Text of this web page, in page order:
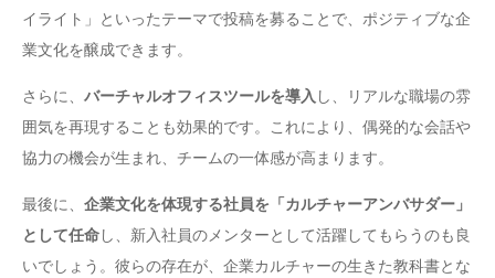
イライト」といったテーマで投稿を募ることで、ポジティブな企
業文化を醸成できます。
さらに、 バーチャルオフィスツールを導入 し、リアルな職場の雰
囲気を再現することも効果的です。これにより、偶発的な会話や
協力の機会が生まれ、チームの一体感が高まります。
最後に、 企業文化を体現する社員を「カルチャーアンバサダー」
として任命し、新入社員のメンターとして活躍してもらうのも良
いでしょう。彼らの存在が、企業カルチャーの生きた教科書とな